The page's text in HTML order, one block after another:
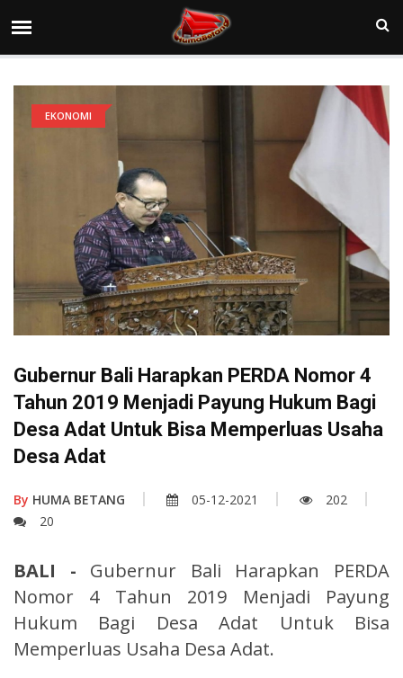
EKONOMI
Gubernur Bali Harapkan PERDA Nomor 4
Tahun 2019 Menjadi Payung Hukum Bagi
Desa Adat Untuk Bisa Memperluas Usaha
Desa Adat
By HUMA BETANG 05-12-2021
202
20
BALI - Gubernur Bali Harapkan PERDA
Nomor 4 Tahun 2019 Menjadi Payung
Hukum Bagi Desa Adat Untuk Bisa
Memperluas Usaha Desa Adat.